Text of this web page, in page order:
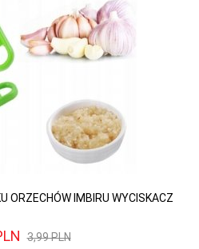
ORZECHÓW IMBIRU WYCISKACZ
3,99 PLN